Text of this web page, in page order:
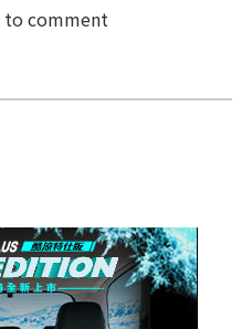
to comment